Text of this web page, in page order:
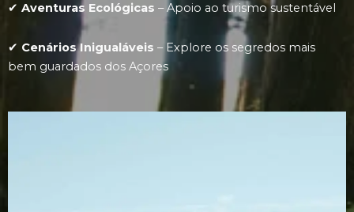
✔ Aventuras Ecológicas – Apoio ao turismo sustentável
✔ Cenários Inigualáveis ​​​​– Explore os segredos mais
bem guardados dos Açores